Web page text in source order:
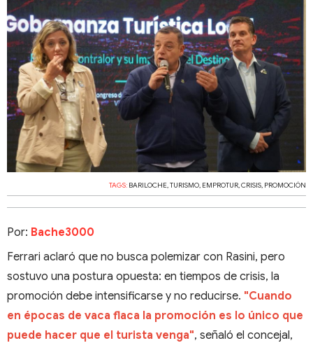
TAGS: BARILOCHE,TURISMO, EMPROTUR,CRISIS, PROMOCIÓN
Por: Bache3000
Ferrari aclaró que no busca polemizar con Rasini, pero
sostuvo una postura opuesta: en tiempos de crisis, la
promoción debe intensificarse y no reducirse. "Cuando
en épocas de vaca flaca la promoción es lo único que
puede hacer que el turista venga", señaló el concejal,